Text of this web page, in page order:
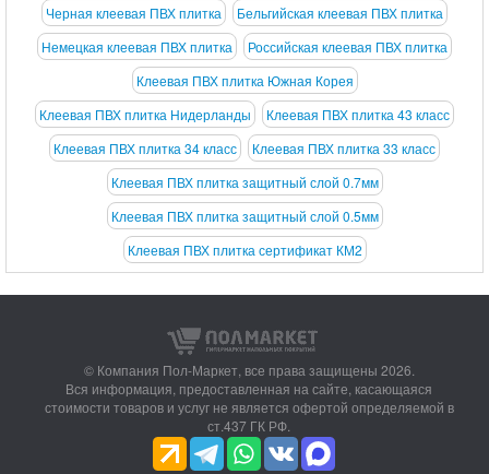
Черная клеевая ПВХ плитка
Бельгийская клеевая ПВХ плитка
Немецкая клеевая ПВХ плитка
Российская клеевая ПВХ плитка
Клеевая ПВХ плитка Южная Корея
Клеевая ПВХ плитка Нидерланды
Клеевая ПВХ плитка 43 класс
Клеевая ПВХ плитка 34 класс
Клеевая ПВХ плитка 33 класс
Клеевая ПВХ плитка защитный слой 0.7мм
Клеевая ПВХ плитка защитный слой 0.5мм
Клеевая ПВХ плитка сертификат КМ2
© Компания Пол-Маркет, все права защищены 2026.
Вся информация, предоставленная на сайте, касающаяся
стоимости товаров и услуг не является офертой определяемой в
ст.437 ГК РФ.